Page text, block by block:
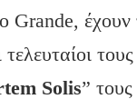
έχουν
τους
Solis”